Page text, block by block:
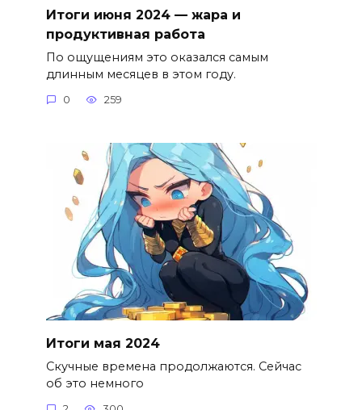
Итоги июня 2024 — жара и
продуктивная работа
По ощущениям это оказался самым
длинным месяцев в этом году.
0 259
Итоги мая 2024
Скучные времена продолжаются. Сейчас
об это немного